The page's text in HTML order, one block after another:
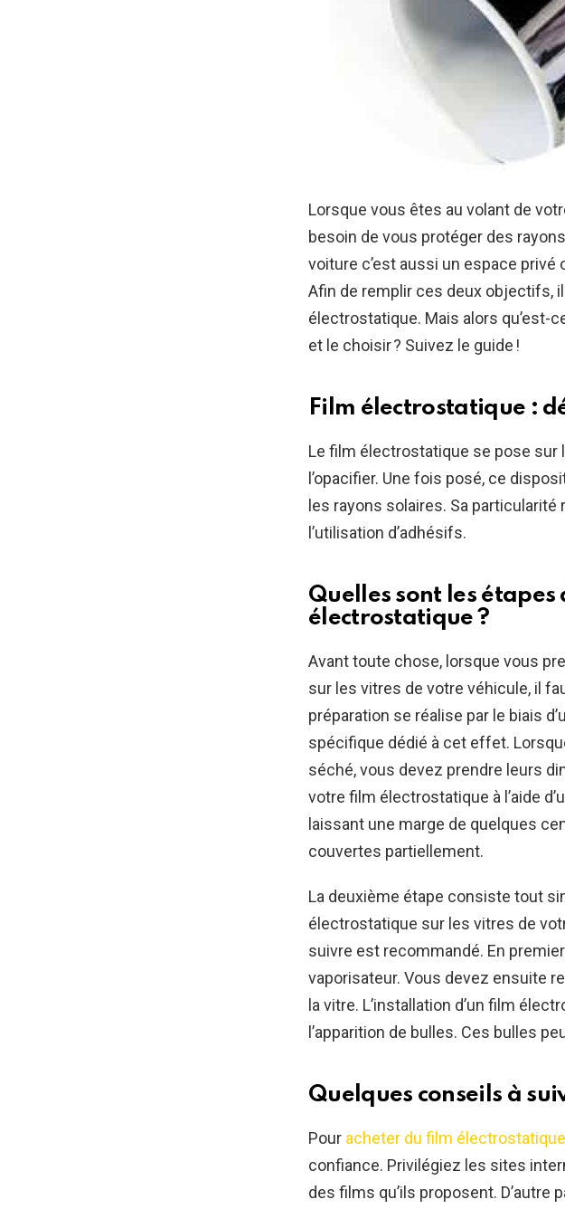
Lorsque vous êtes au volant de
besoin de vous protéger des
voiture c’est aussi un espace
Afin de remplir ces deux objectifs,
électrostatique. Mais alors qu’est-
et le choisir ? Suivez le guide !
Film électrostatique :
Le film électrostatique se pose sur
l’opacifier. Une fois posé, ce
les rayons solaires. Sa
l’utilisation d’adhésifs.
Quelles sont les étapes
électrostatique ?
Avant toute chose, lorsque vous
sur les vitres de votre véhicule, il
préparation se réalise par le biais
spécifique dédié à cet effet.
séché, vous devez prendre leurs
votre film électrostatique à l’aide
laissant une marge de quelques
couvertes partiellement.
La deuxième étape consiste tout
électrostatique sur les vitres de
suivre est recommandé. En
vaporisateur. Vous devez ensuite
la vitre. L’installation d’un film
l’apparition de bulles. Ces bulles
Quelques conseils à
Pour acheter du film électrostatique
confiance. Privilégiez les sites
des films qu’ils proposent.